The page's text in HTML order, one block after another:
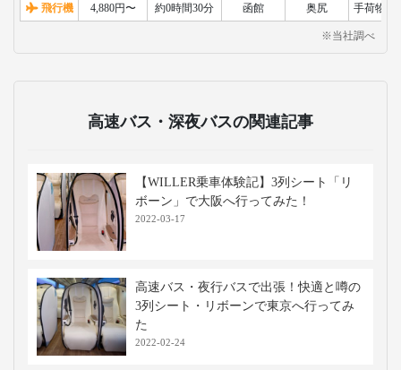
飛行機 4,880円〜 約0時間30分 函館 奥尻 手荷物検
※当社調べ
高速バス・深夜バスの関連記事
【WILLER乗車体験記】3列シート「リ
ボーン」で大阪へ行ってみた！
2022-03-17
高速バス・夜行バスで出張！快適と噂の
3列シート・リボーンで東京へ行ってみ
た
2022-02-24